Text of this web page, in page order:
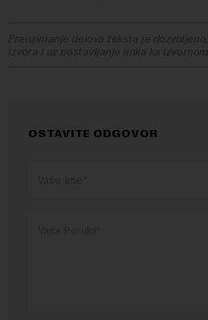
Preuzimanje delova teksta je
izvora i uz postavljanje linka ka
OSTAVITE ODGOVOR